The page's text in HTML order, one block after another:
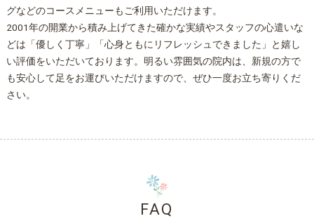
グなどのコースメニューもご利用いただけます。
2001年の開業から積み上げてきた確かな実績やスタッフの心遣いな
どは「優しく丁寧」「心身ともにリフレッシュできました」と嬉し
い評価をいただいております。明るい雰囲気の院内は、新規の方で
も安心して足をお運びいただけますので、ぜひ一度お立ち寄りくだ
さい。
FAQ